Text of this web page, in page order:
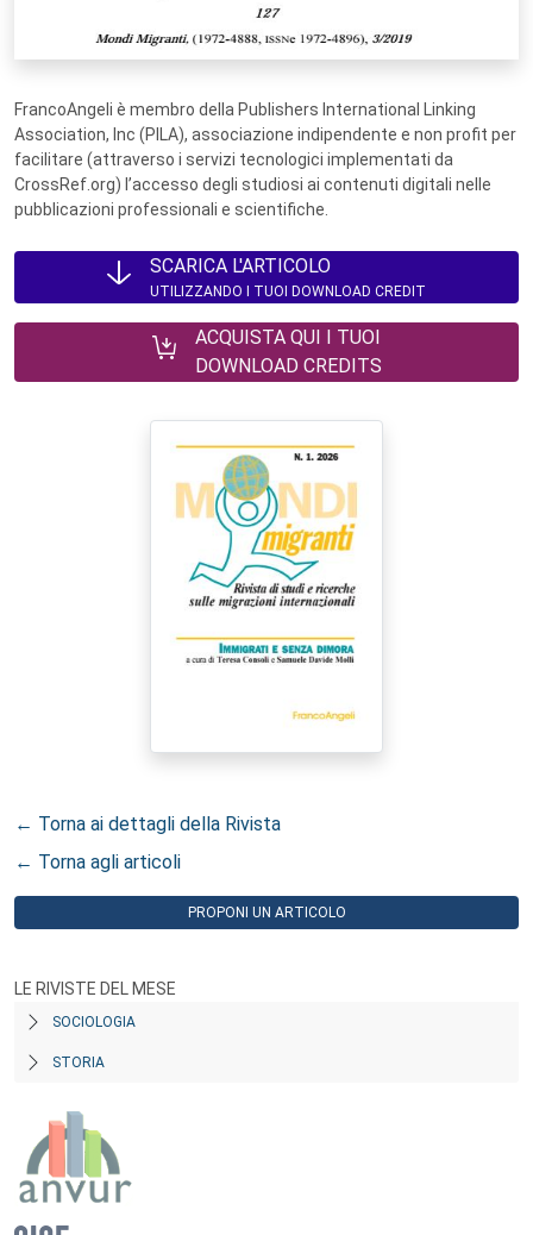
FrancoAngeli è membro della Publishers International Linking
Association, Inc (PILA), associazione indipendente e non profit per
facilitare (attraverso i servizi tecnologici implementati da
CrossRef.org) l’accesso degli studiosi ai contenuti digitali nelle
pubblicazioni professionali e scientifiche.
SCARICA L'ARTICOLO
UTILIZZANDO I TUOI DOWNLOAD CREDIT
ACQUISTA QUI I TUOI
DOWNLOAD CREDITS
← Torna ai dettagli della Rivista
← Torna agli articoli
PROPONI UN ARTICOLO
LE RIVISTE DEL MESE
SOCIOLOGIA
STORIA